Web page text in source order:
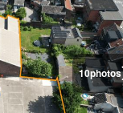
10photos